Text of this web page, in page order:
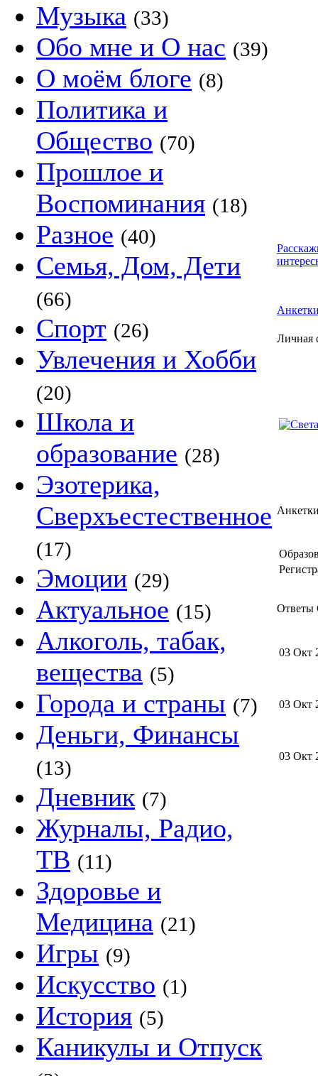
Музыка (33)
Обо мне и О нас (39)
О моём блоге (8)
Политика и
Общество (70)
Прошлое и
Воспоминания (18)
Разное (40)
Семья, Дом, Дети
(66)
Спорт (26)
Увлечения и Хобби
(20)
Школа и
образование (28)
Эзотерика,
Сверхъестественное
(17)
Эмоции (29)
Актуальное (15)
Алкоголь, табак,
вещества (5)
Города и страны (7)
Деньги, Финансы
(13)
Дневник (7)
Журналы, Радио,
ТВ (11)
Здоровье и
Медицина (21)
Игры (9)
Искусство (1)
История (5)
Каникулы и Отпуск
Личная
Ответы
03 Окт
03 Окт
03 Окт